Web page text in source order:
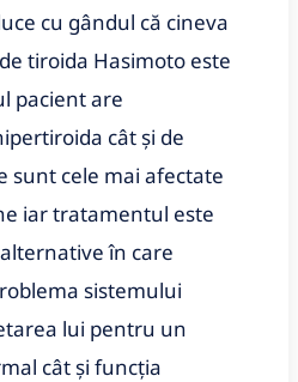
cu gândul că cineva
tiroida Hasimoto este
pacient are
cât și de
sunt cele mai afectate
iar tratamentul este
în care
sistemului
lui pentru un
cât și funcția